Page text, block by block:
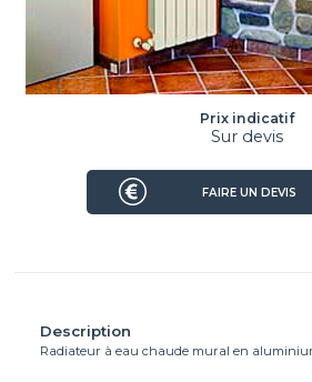
Description
Radiateur à eau chaude mural en
Prix indicatif
Sur devis
FAIRE UN DEVIS